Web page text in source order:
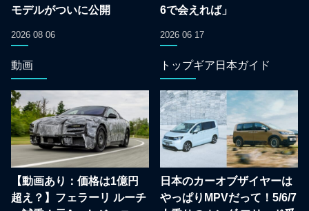
モデルがついに公開
2026 08 06
6で会えれば」
2026 06 17
動画
【動画あり：価格は1億円
超え？】フェラーリ ルーチ
トップギア日本ガイド
日本のカーオブザイヤーは
やっぱりMPVだって！5/6/7